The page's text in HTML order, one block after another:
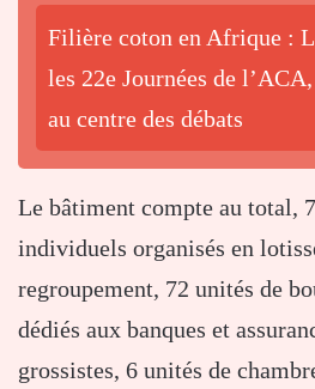
Filière coton en Afrique :
les 22e Journées de
au centre des débats
Le bâtiment compte au total,
individuels organisés en
regroupement, 72 unités de
dédiés aux banques et
grossistes, 6 unités de